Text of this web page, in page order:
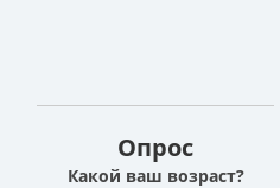
Опрос
Какой ваш возраст?